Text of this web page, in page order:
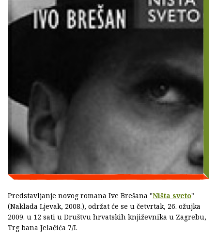
Predstavljanje novog romana Ive Brešana "Ništa sveto"
(Naklada Ljevak, 2008.), održat će se u četvrtak, 26. ožujka
2009. u 12 sati u Društvu hrvatskih književnika u Zagrebu,
Trg bana Jelačića 7/I.